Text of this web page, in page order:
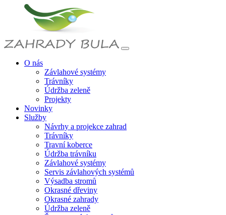
O nás
Závlahové systémy
Trávníky
Údržba zeleně
Projekty
Novinky
Služby
Návrhy a projekce zahrad
Trávníky
Travní koberce
Údržba trávníku
Závlahové systémy
Servis závlahových systémů
Výsadba stromů
Okrasné dřeviny
Okrasné zahrady
Údržba zeleně